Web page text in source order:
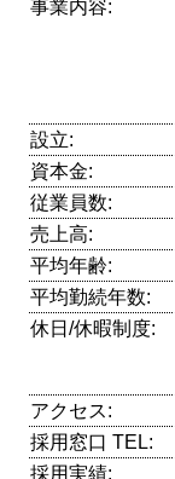
事業内容:
設立:
資本金:
従業員数:
売上高:
平均年齢:
平均勤続年数:
休日/休暇制度:
アクセス:
採用窓口 TEL:
採用実績: